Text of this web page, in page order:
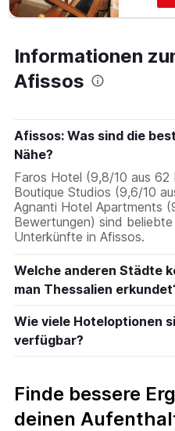
Informationen
Afissos
Afissos: Was sind die
Nähe?
Faros Hotel (9,8/10 aus 62
Boutique Studios (9,6/10
Agnanti Hotel Apartments
Bewertungen) sind
Unterkünfte in Afissos.
Welche anderen Städte
man Thessalien
Wie viele Hoteloptionen
verfügbar?
Finde bessere
deinen